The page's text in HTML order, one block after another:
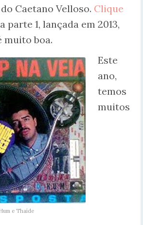
do Caetano Velloso. Clique
parte 1, lançada em 2013,
muito boa.
e Thaíde
Este
ano,
temos
muitos